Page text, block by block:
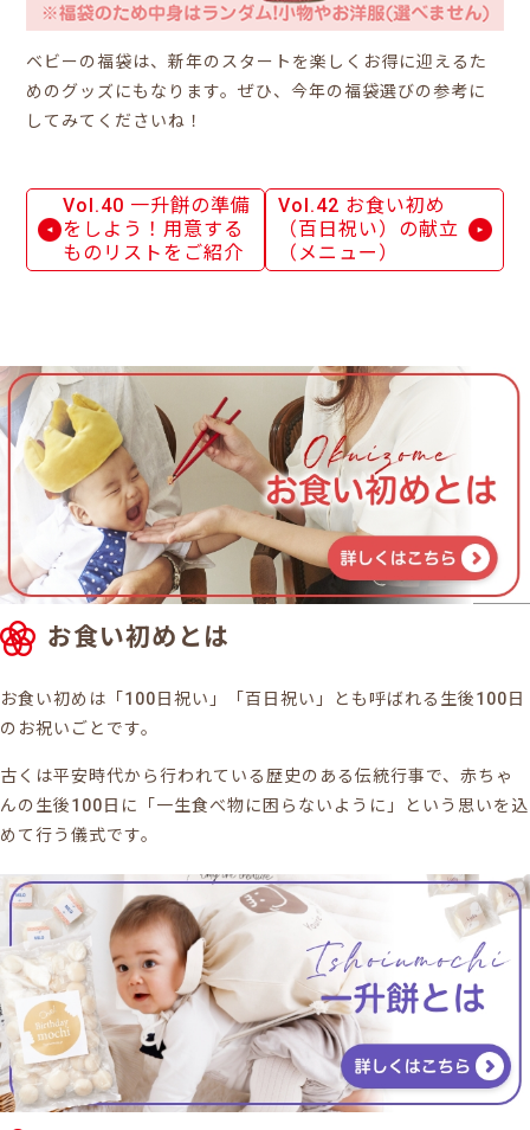
ベビーの福袋は、新年のスタートを楽しくお得に迎えるた
めのグッズにもなります。ぜひ、今年の福袋選びの参考に
してみてくださいね！
Vol.40 一升餅の準備
をしよう！用意する
ものリストをご紹介
Vol.42 お食い初め
（百日祝い）の献立
（メニュー）
お食い初めとは
お食い初めは「100日祝い」「百日祝い」とも呼ばれる生後100日
のお祝いごとです。
古くは平安時代から行われている歴史のある伝統行事で、赤ちゃ
んの生後100日に「一生食べ物に困らないように」という思いを込
めて行う儀式です。